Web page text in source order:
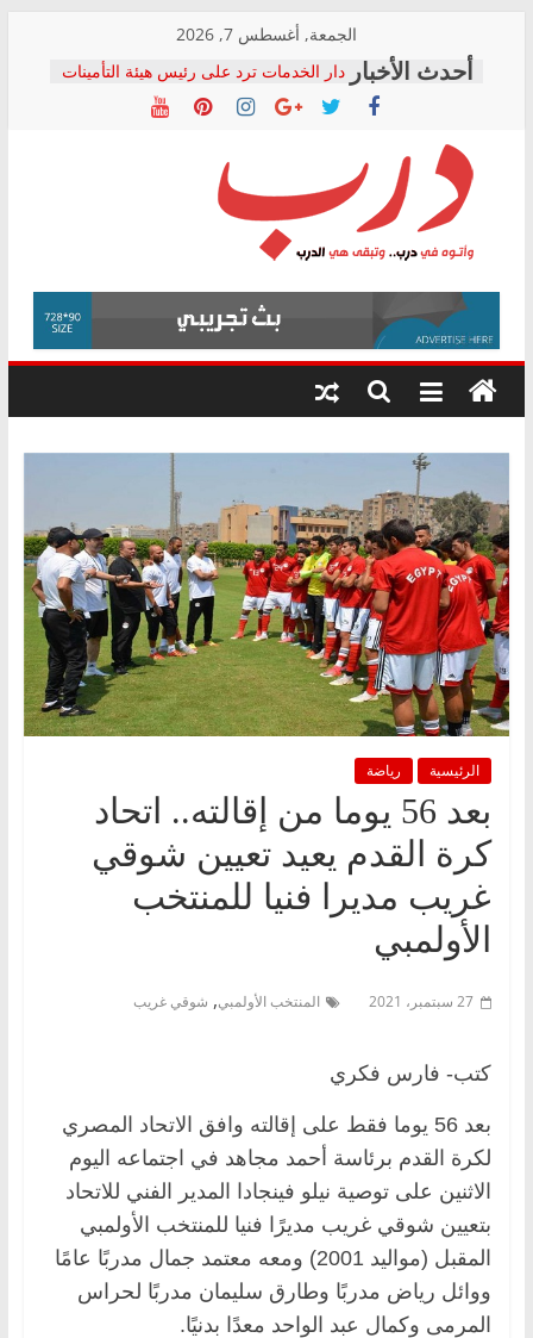
content
الجمعة, أغسطس 7, 2026
دار الخدمات ترد على رئيس هيئة التأمينات
بعد مؤتمره الصحفي: إنكار الأزمة لا ينهي
معاناة أصحاب المعاشات.. ونطالب بكشف
فرحات سليمان يكتب: القطاع الصحي إلى
أين؟
حزب التحالف الشعبي يطلق لجنة “الحق
في الصحة” بالإسكندرية لرصد الانتهاكات
ودعم المرضى
الوزاري لمدينة الصحفيين.. وانتهاء أعمال
إنشاء المبنى الإداري
المجلس القومي لحقوق الإنسان يعلن
متابعة قضية الدكتور محمد زهران.. ويؤكد:
قرينة البراءة وضمانات المحاكمة العادلة
درب
وأتوه
درب..
وتبقى
هي
الرئيسية رياضة
بعد 56 يوما من إقالته.. اتحاد
كرة القدم يعيد تعيين شوقي
غريب مديرا فنيا للمنتخب
الأولمبي
27 سبتمبر، 2021 المنتخب الأولمبي, شوقي غريب
كتب- فارس فكري
بعد 56 يوما فقط على إقالته وافق الاتحاد المصري
لكرة القدم برئاسة أحمد مجاهد في اجتماعه اليوم
الاثنين على توصية نيلو فينجادا المدير الفني للاتحاد
بتعيين شوقي غريب مديرًا فنيا للمنتخب الأولمبي
المقبل (مواليد 2001) ومعه معتمد جمال مدربًا عامًا
ووائل رياض مدربًا وطارق سليمان مدربًا لحراس
المرمى وكمال عبد الواحد معدًا بدنيًا.